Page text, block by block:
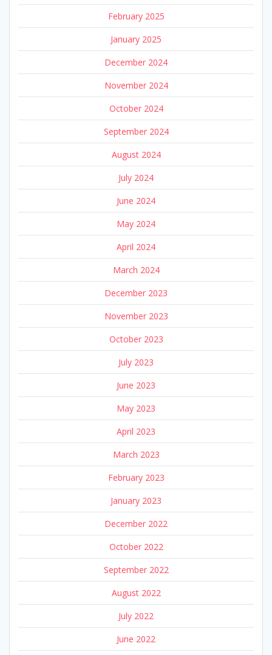
February 2025
January 2025
December 2024
November 2024
October 2024
September 2024
August 2024
July 2024
June 2024
May 2024
April 2024
March 2024
December 2023
November 2023
October 2023
July 2023
June 2023
May 2023
April 2023
March 2023
February 2023
January 2023
December 2022
October 2022
September 2022
August 2022
July 2022
June 2022